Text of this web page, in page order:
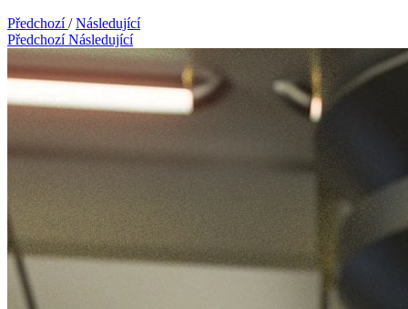
Předchozí / Následující
Předchozí Následující